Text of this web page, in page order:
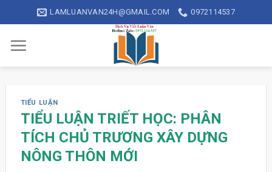
to
content
LAMLUANVAN24H@GMAIL.COM 0972114537
TIỂU LUẬN
TIỂU LUẬN TRIẾT HỌC: PHÂN
TÍCH CHỦ TRƯƠNG XÂY DỰNG
NÔNG THÔN MỚI